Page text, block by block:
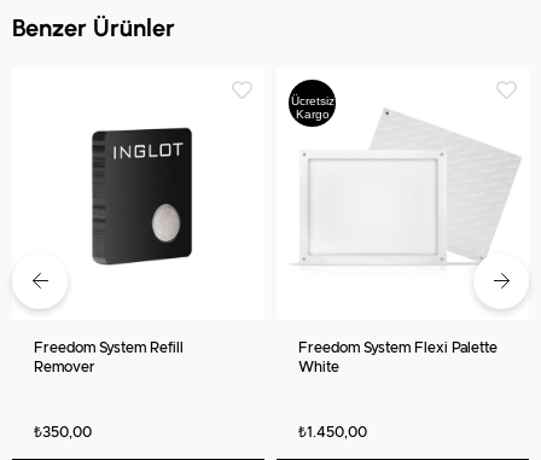
Benzer Ürünler
Freedom System Refill
Remover
₺350,00
Ücretsiz
Kargo
Freedom System Flexi Palette
White
₺1.450,00